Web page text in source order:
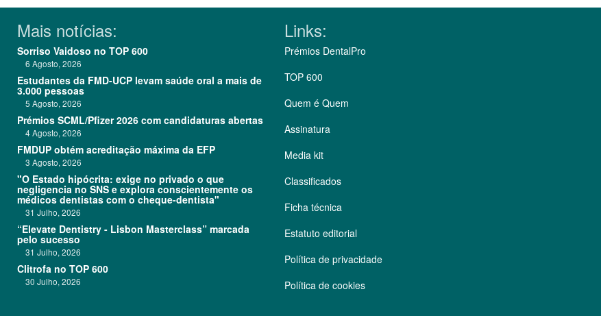
Mais notícias:
Sorriso Vaidoso no TOP 600
6 Agosto, 2026
Estudantes da FMD-UCP levam saúde oral a mais de
3.000 pessoas
5 Agosto, 2026
Prémios SCML/Pfizer 2026 com candidaturas abertas
4 Agosto, 2026
FMDUP obtém acreditação máxima da EFP
3 Agosto, 2026
"O Estado hipócrita: exige no privado o que
negligencia no SNS e explora conscientemente os
médicos dentistas com o cheque-dentista"
31 Julho, 2026
“Elevate Dentistry - Lisbon Masterclass” marcada
pelo sucesso
31 Julho, 2026
Clitrofa no TOP 600
30 Julho, 2026
Links:
Prémios DentalPro
TOP 600
Quem é Quem
Assinatura
Media kit
Classificados
Ficha técnica
Estatuto editorial
Política de privacidade
Política de cookies